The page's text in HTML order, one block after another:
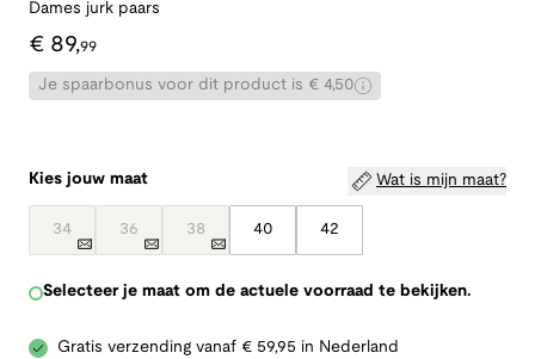
Dames jurk paars
€ 89,99
Je spaarbonus voor dit product is € 4,50
Kies jouw maat Wat is mijn maat?
34 36 38 40 42
Selecteer je maat om de actuele voorraad te bekijken.
Gratis verzending vanaf € 59,95 in Nederland